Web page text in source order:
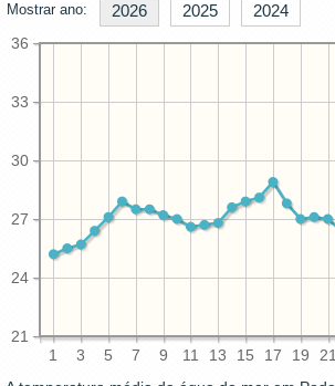
Mostrar ano: 2026 2025 2024
1 3 5 7 9 11 13 15 17 19 21
21
24
27
30
33
36